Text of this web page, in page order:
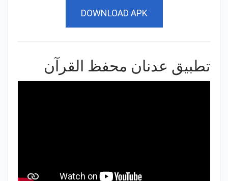
DOWNLOAD APK
تطبيق عدنان محفظ القرآن